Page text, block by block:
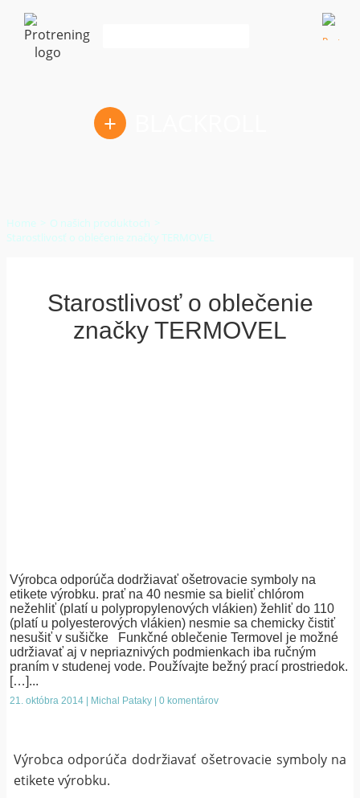
Home
O našich produktoch
Starostlivosť o oblečenie značky TERMOVEL
Starostlivosť o oblečenie
značky TERMOVEL
Výrobca odporúča dodržiavať ošetrovacie symboly na
etikete výrobku. prať na 40 nesmie sa bieliť chlórom
nežehliť (platí u polypropylenových vlákien) žehliť do 110
(platí u polyesterových vlákien) nesmie sa chemicky čistiť
nesušiť v sušičke Funkčné oblečenie Termovel je možné
udržiavať aj v nepriaznivých podmienkach iba ručným
praním v studenej vode. Používajte bežný prací prostriedok.
[…]...
21. októbra 2014 | Michal Pataky | 0 komentárov
Výrobca odporúča dodržiavať ošetrovacie symboly na
etikete výrobku.